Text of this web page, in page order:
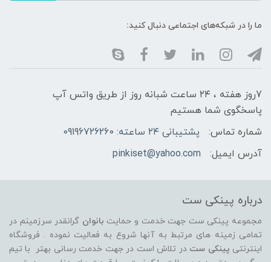
ما را در شبکه‌های اجتماعی دنبال کنید:
7روز هفته ، ۲۴ ساعت شبانه‌ روز از طریق واتس آپ
پاسخگوی شما هستیم
شماره تماس:
پشتیبانی ۲۴ ساعته: 09196726260
آدرس ایمیل:
pinkiset@yahoo.com
درباره پینکی ست
مجموعه پینکی ست جهت خدمت و حمایت بانوان گرانقدر سرزمینم در
تمامی زمینه های مرتبط به آنها شروع به فعالیت نموده . فروشگاه
اینترنتی پینکی ست در تلاش است در جهت خدمت رسانی بهتر با تیم